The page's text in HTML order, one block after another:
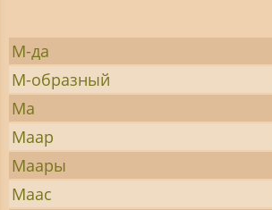
М-да
М-образный
Ма
Маар
Маары
Маас